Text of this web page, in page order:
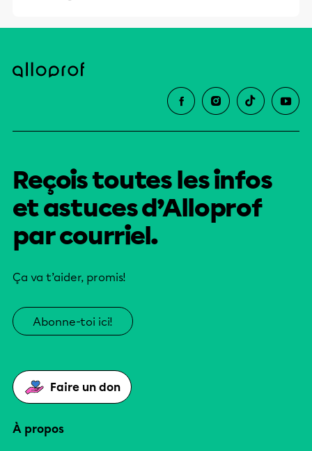
Reçois toutes les infos
et astuces d’Alloprof
par courriel.
Ça va t’aider, promis!
Abonne-toi ici!
Faire un don
À propos